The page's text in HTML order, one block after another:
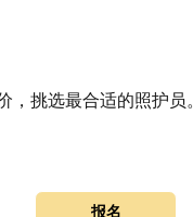
挑选最合适的照护员。
报名